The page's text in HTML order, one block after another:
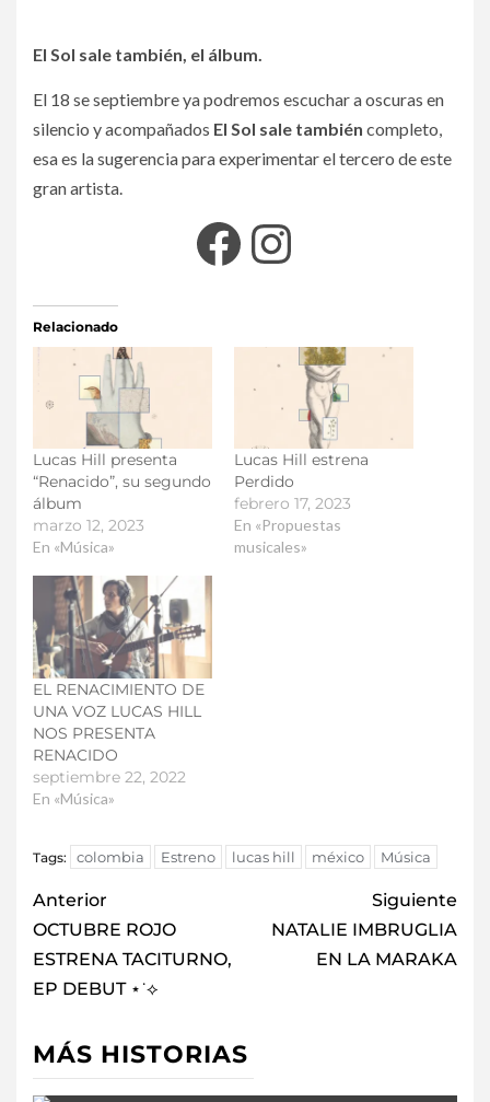
El Sol sale también, el álbum.
El 18 se septiembre ya podremos escuchar a oscuras en
silencio y acompañados El Sol sale también completo,
esa es la sugerencia para experimentar el tercero de este
gran artista.
Relacionado
Lucas Hill presenta
“Renacido”, su segundo
álbum
marzo 12, 2023
En «Música»
Lucas Hill estrena
Perdido
febrero 17, 2023
En «Propuestas
musicales»
EL RENACIMIENTO DE
UNA VOZ LUCAS HILL
NOS PRESENTA
RENACIDO
septiembre 22, 2022
En «Música»
Tags: colombia Estreno lucas hill méxico Música
Anterior
OCTUBRE ROJO
ESTRENA TACITURNO,
EP DEBUT ⋆˙⟡
Siguiente
NATALIE IMBRUGLIA
EN LA MARAKA
MÁS HISTORIAS